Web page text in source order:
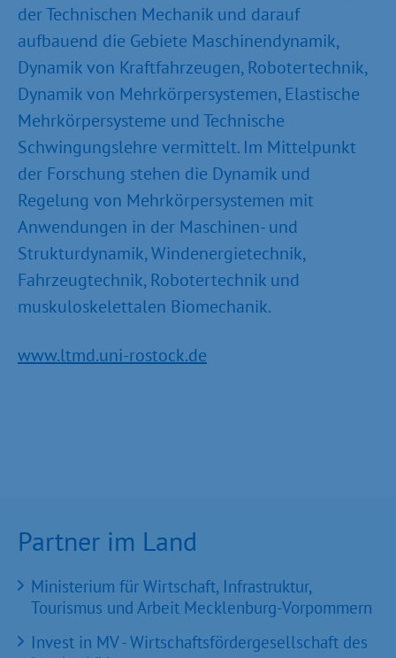
der Technischen Mechanik und darauf
aufbauend die Gebiete Maschinendynamik,
Dynamik von Kraftfahrzeugen, Robotertechnik,
Dynamik von Mehrkörpersystemen, Elastische
Mehrkörpersysteme und Technische
Schwingungslehre vermittelt. Im Mittelpunkt
der Forschung stehen die Dynamik und
Regelung von Mehrkörpersystemen mit
Anwendungen in der Maschinen- und
Strukturdynamik, Windenergietechnik,
Fahrzeugtechnik, Robotertechnik und
muskuloskelettalen Biomechanik.
www.ltmd.uni-rostock.de
Partner im Land
Ministerium für Wirtschaft, Infrastruktur,
Tourismus und Arbeit Mecklenburg-Vorpommern
Invest in MV - Wirtschaftsfördergesellschaft des